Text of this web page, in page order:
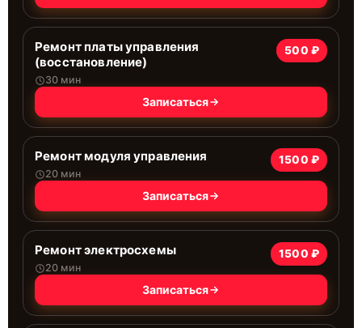
Ремонт платы управления
(восстановление)
30 мин
500 ₽
Записаться
Ремонт модуля управления
20 мин
1500 ₽
Записаться
Ремонт электросхемы
20 мин
1500 ₽
Записаться